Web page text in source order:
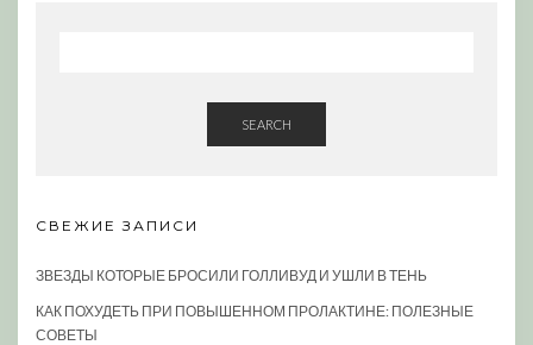
SEARCH
СВЕЖИЕ ЗАПИСИ
ЗВЕЗДЫ КОТОРЫЕ БРОСИЛИ ГОЛЛИВУД И УШЛИ В ТЕНЬ
КАК ПОХУДЕТЬ ПРИ ПОВЫШЕННОМ ПРОЛАКТИНЕ: ПОЛЕЗНЫЕ
СОВЕТЫ